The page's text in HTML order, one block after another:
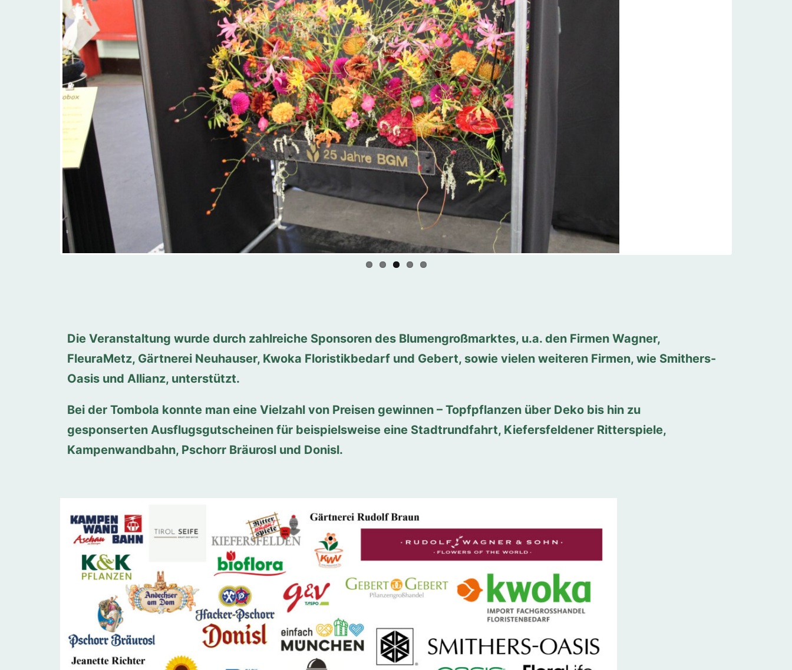
Die Veranstaltung wurde durch zahlreiche Sponsoren des Blumengroßmarktes, u.a. den Firmen Wagner,
FleuraMetz, Gärtnerei Neuhauser, Kwoka Floristikbedarf und Gebert, sowie vielen weiteren Firmen, wie Smithers-
Oasis und Allianz, unterstützt.
Bei der Tombola konnte man eine Vielzahl von Preisen gewinnen – Topfpflanzen über Deko bis hin zu
gesponserten Ausflugsgutscheinen für beispielsweise eine Stadtrundfahrt, Kiefersfeldener Ritterspiele,
Kampenwandbahn, Pschorr Bräurosl und Donisl.